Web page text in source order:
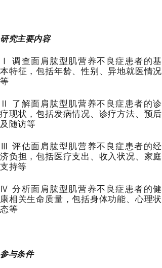
研究主要内容
Ⅰ 调查面肩肱型肌营养不良症患者的基
本特征，包括年龄、性别、异地就医情况
等
Ⅱ 了解面肩肱型肌营养不良症患者的诊
疗现状，包括发病情况、诊疗方法、预后
及随访等
Ⅲ 评估面肩肱型肌营养不良症患者的经
济负担，包括医疗支出、收入状况、家庭
支持等
Ⅳ 分析面肩肱型肌营养不良症患者的健
康相关生命质量，包括身体功能、心理状
态等
参与条件